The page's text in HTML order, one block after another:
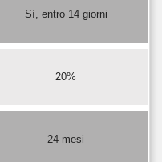
Sì, entro 14 giorni
20%
24 mesi